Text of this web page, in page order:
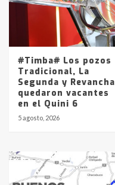
#Timba# Los pozos
Tradicional, La
Segunda y Revancha
quedaron vacantes
en el Quini 6
5 agosto, 2026